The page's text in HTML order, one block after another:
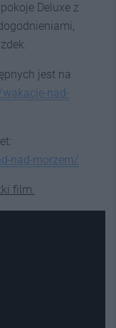
Deluxe z
jest na
nad-
nad-morzem/
film.